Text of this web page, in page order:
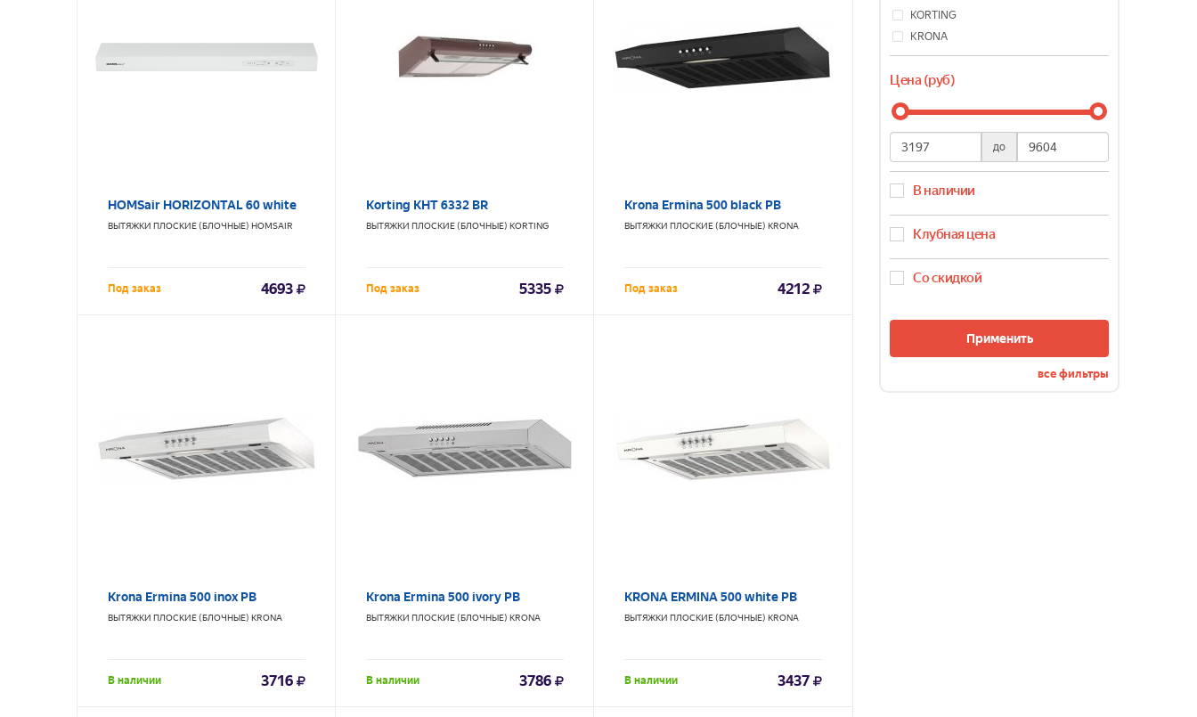
HOMSair HORIZONTAL 60 white
ВЫТЯЖКИ ПЛОСКИЕ (БЛОЧНЫЕ) HOMSAIR
Под заказ 4693
Korting KHT 6332 BR
ВЫТЯЖКИ ПЛОСКИЕ (БЛОЧНЫЕ) KORTING
Под заказ 5335
Krona Ermina 500 black PB
ВЫТЯЖКИ ПЛОСКИЕ (БЛОЧНЫЕ) KRONA
Под заказ 4212
Krona Ermina 500 inox PB
ВЫТЯЖКИ ПЛОСКИЕ (БЛОЧНЫЕ) KRONA
В наличии 3716
Krona Ermina 500 ivory PB
ВЫТЯЖКИ ПЛОСКИЕ (БЛОЧНЫЕ) KRONA
В наличии 3786
KRONA ERMINA 500 white PB
ВЫТЯЖКИ ПЛОСКИЕ (БЛОЧНЫЕ) KRONA
В наличии 3437
KORTING
KRONA
LEX
MAUNFELD
WEISSGAUFF
Эликор
Цена (руб)
до
В наличии
Клубная цена
Со скидкой
Применить
все фильтры